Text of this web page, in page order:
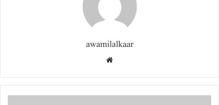
awamilalkaar